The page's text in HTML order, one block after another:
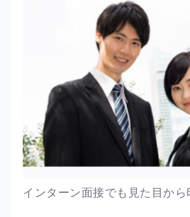
インターン面接でも見た目から